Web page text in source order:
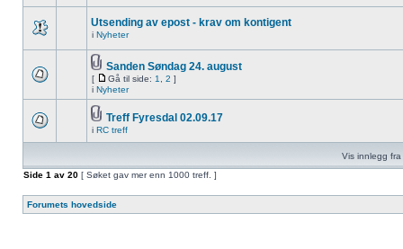
Utsending av epost - krav om kontigent
i Nyheter
Sanden Søndag 24. august
[ Gå til side: 1 2 ]
i Nyheter
Treff Fyresdal 02.09.17
i RC treff
Vis innlegg fra
Side 1 av 20 [ Søket gav mer enn 1000 treff. ]
Forumets hovedside